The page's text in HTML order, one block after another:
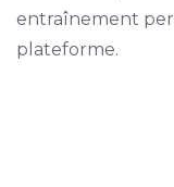
entraînement
plateforme.